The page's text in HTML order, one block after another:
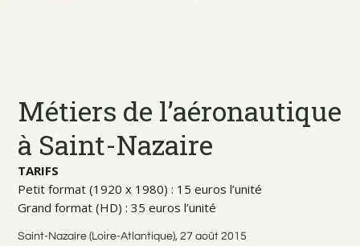
Métiers de l’aéronautique
à Saint-Nazaire
TARIFS
Petit format (1920 x 1980) : 15 euros l’unité
Grand format (HD) : 35 euros l’unité
Saint-Nazaire (Loire-Atlantique), 27 août 2015